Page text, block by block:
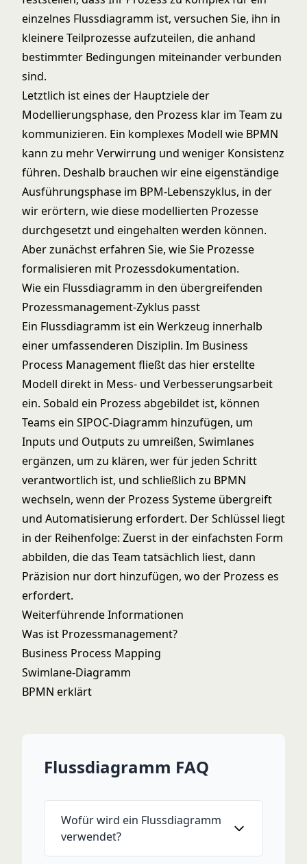
einzelnes Flussdiagramm ist, versuchen Sie, ihn in
kleinere Teilprozesse aufzuteilen, die anhand
bestimmter Bedingungen miteinander verbunden
sind.
Letztlich ist eines der Hauptziele der
Modellierungsphase, den Prozess klar im Team zu
kommunizieren. Ein komplexes Modell wie BPMN
kann zu mehr Verwirrung und weniger Konsistenz
führen. Deshalb brauchen wir eine eigenständige
Ausführungsphase im BPM-Lebenszyklus, in der
wir erörtern, wie diese modellierten Prozesse
durchgesetzt und eingehalten werden können.
Aber zunächst erfahren Sie, wie Sie Prozesse
formalisieren mit Prozessdokumentation.
Wie ein Flussdiagramm in den übergreifenden
Prozessmanagement-Zyklus passt
Ein Flussdiagramm ist ein Werkzeug innerhalb
einer umfassenderen Disziplin. Im Business
Process Managementfließt das hier erstellte
Modell direkt in Mess- und Verbesserungsarbeit
ein. Sobald ein Prozess abgebildet ist, können
Teams ein SIPOC-Diagramm hinzufügen, um
Inputs und Outputs zu umreißen, Swimlanes
ergänzen, um zu klären, wer für jeden Schritt
verantwortlich ist, und schließlich zu BPMN
wechseln, wenn der Prozess Systeme übergreift
und Automatisierung erfordert. Der Schlüssel liegt
in der Reihenfolge: Zuerst in der einfachsten Form
abbilden, die das Team tatsächlich liest, dann
Präzision nur dort hinzufügen, wo der Prozess es
erfordert.
Weiterführende Informationen
Was ist Prozessmanagement?
Business Process Mapping
Swimlane-Diagramm
BPMN erklärt
Flussdiagramm FAQ
Wofür wird ein Flussdiagramm
verwendet?